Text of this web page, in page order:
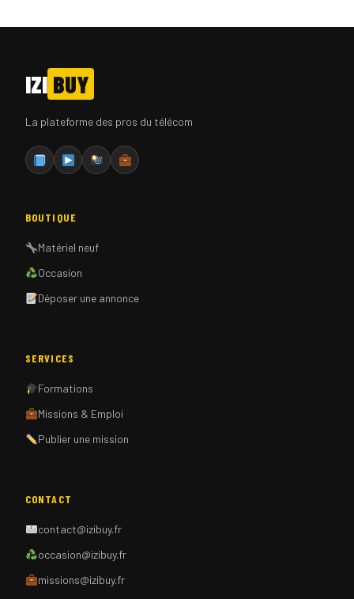
IZI BUY
La plateforme des pros du télécom
BOUTIQUE
Matériel neuf
Occasion
Déposer une annonce
SERVICES
Formations
Missions & Emploi
Publier une mission
CONTACT
contact@izibuy.fr
occasion@izibuy.fr
missions@izibuy.fr